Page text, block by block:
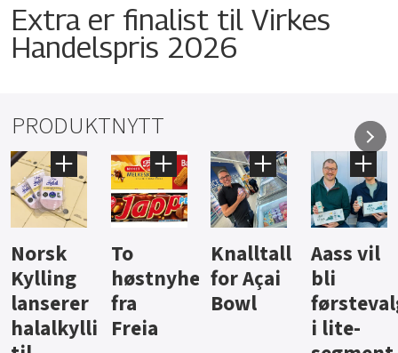
Extra er finalist til Virkes
Handelspris 2026
PRODUKTNYTT
Knalltall
for Açai
Bowl
Aass vil
bli
førstevalg
i lite-
Brus og
jus fra
Berentsen
Hard
iste fra
Hansa